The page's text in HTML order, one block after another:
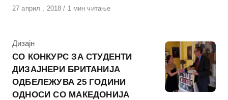
Објавено
27 април , 2018 1 мин читање
КАтегорија
Дизајн
СО КОНКУРС ЗА СТУДЕНТИ
ДИЗАЈНЕРИ БРИТАНИЈА
ОДБЕЛЕЖУВА 25 ГОДИНИ
ОДНОСИ СО МАКЕДОНИЈА